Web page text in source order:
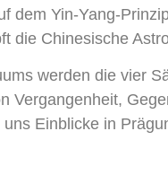
dem Yin-Yang-
die Chinesische
werden die vier
Vergangenheit,
Einblicke in